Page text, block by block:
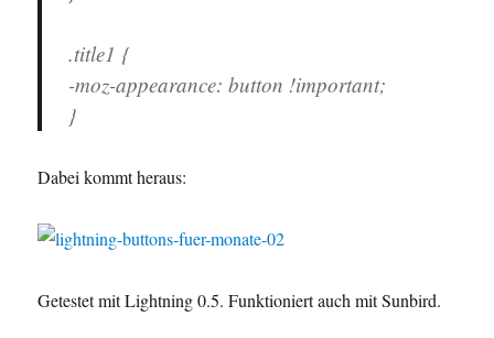
.title1 {
-moz-appearance: button !important;
}
Dabei kommt heraus:
Getestet mit Lightning 0.5. Funktioniert auch mit Sunbird.